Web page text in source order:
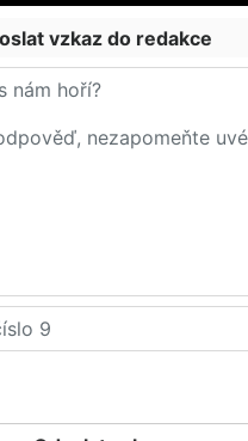
vzkaz do redakce